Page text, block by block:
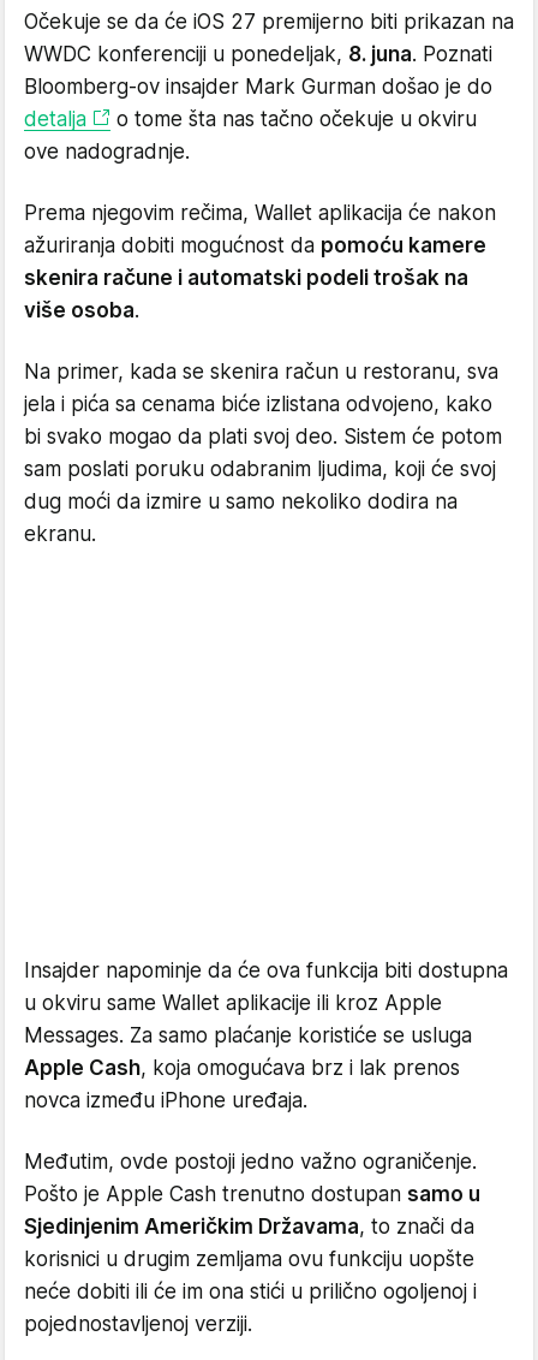
Očekuje se da će iOS 27 premijerno biti prikazan na
WWDC konferenciji u ponedeljak, 8. juna. Poznati
Bloomberg-ov insajder Mark Gurman došao je do
detalja
o tome šta nas tačno očekuje u okviru
ove nadogradnje.
Prema njegovim rečima, Wallet aplikacija će nakon
ažuriranja dobiti mogućnost da pomoću kamere
skenira račune i automatski podeli trošak na
više osoba.
Na primer, kada se skenira račun u restoranu, sva
jela i pića sa cenama biće izlistana odvojeno, kako
bi svako mogao da plati svoj deo. Sistem će potom
sam poslati poruku odabranim ljudima, koji će svoj
dug moći da izmire u samo nekoliko dodira na
ekranu.
Insajder napominje da će ova funkcija biti dostupna
u okviru same Wallet aplikacije ili kroz Apple
Messages. Za samo plaćanje koristiće se usluga
Apple Cash, koja omogućava brz i lak prenos
novca između iPhone uređaja.
Međutim, ovde postoji jedno važno ograničenje.
Pošto je Apple Cash trenutno dostupan samo u
Sjedinjenim Američkim Državama, to znači da
korisnici u drugim zemljama ovu funkciju uopšte
neće dobiti ili će im ona stići u prilično ogoljenoj i
pojednostavljenoj verziji.